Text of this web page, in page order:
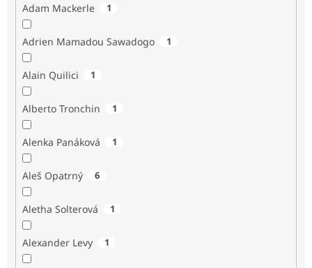
Adam Mackerle 1
Adrien Mamadou Sawadogo 1
Alain Quilici 1
Alberto Tronchin 1
Alenka Panáková 1
Aleš Opatrný 6
Aletha Solterová 1
Alexander Levy 1